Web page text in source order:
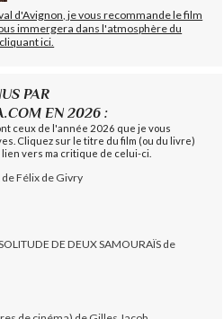
d'Avignon, je vous recommande le film
immergera dans l'atmosphère du
ici.
PAR
EN 2026 :
ceux de l'année 2026 que je vous
Cliquez sur le titre du film (ou du livre)
vers ma critique de celui-ci.
Félix de Givry
DE DEUX SAMOURAÏS de